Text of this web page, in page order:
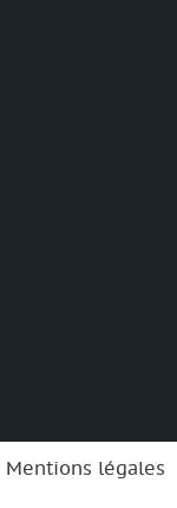
Mentions légales